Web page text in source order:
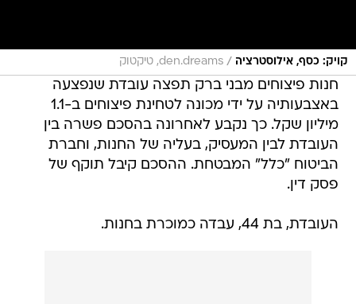
קויק: כסף, אילוסטרציה / den.dreams, טיקטוק
חנות פיצוחים מבני ברק תפצה עובדת שנפצעה
באצבעותיה על ידי מכונה לטחינת פיצוחים ב-1.1
מיליון שקל. כך נקבע לאחרונה בהסכם פשרה בין
העובדת לבין המעסיק, בעליה של החנות, וחברת
הביטוח "כלל" המבטחת. ההסכם קיבל תוקף של
פסק דין.
העובדת, בת 44, עבדה כמוכרת בחנות.